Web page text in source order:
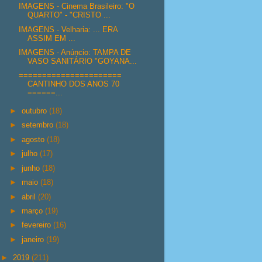
IMAGENS - Cinema Brasileiro: "O
QUARTO" - "CRISTO ...
IMAGENS - Velharia: ... ERA
ASSIM EM ...
IMAGENS - Anúncio: TAMPA DE
VASO SANITÁRIO "GOYANA...
======================
CANTINHO DOS ANOS 70
======...
►outubro(18)
►setembro(18)
►agosto(18)
►julho(17)
►junho(18)
► maio(18)
►abril(20)
► março(19)
►fevereiro(16)
►janeiro(19)
► 2019 (211)